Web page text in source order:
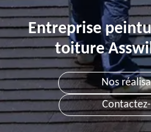
Entreprise
toiture
Nos